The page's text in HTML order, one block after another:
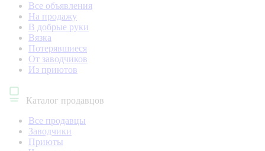
Все объявления
На продажу
В добрые руки
Вязка
Потерявшиеся
От заводчиков
Из приютов
Каталог продавцов
Все продавцы
Заводчики
Приюты